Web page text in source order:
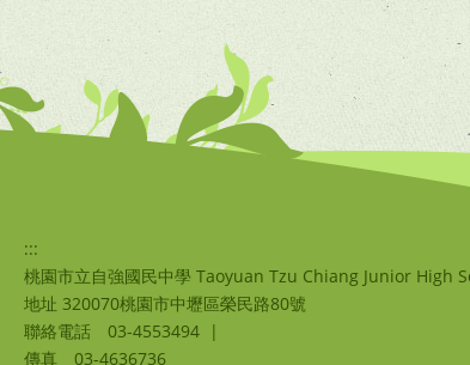
:::
桃園市立自強國民中學 Taoyuan Tzu Chiang Junior High
地址 320070桃園市中壢區榮民路80號
聯絡電話
03-4553494 |
傳真
03-4636736